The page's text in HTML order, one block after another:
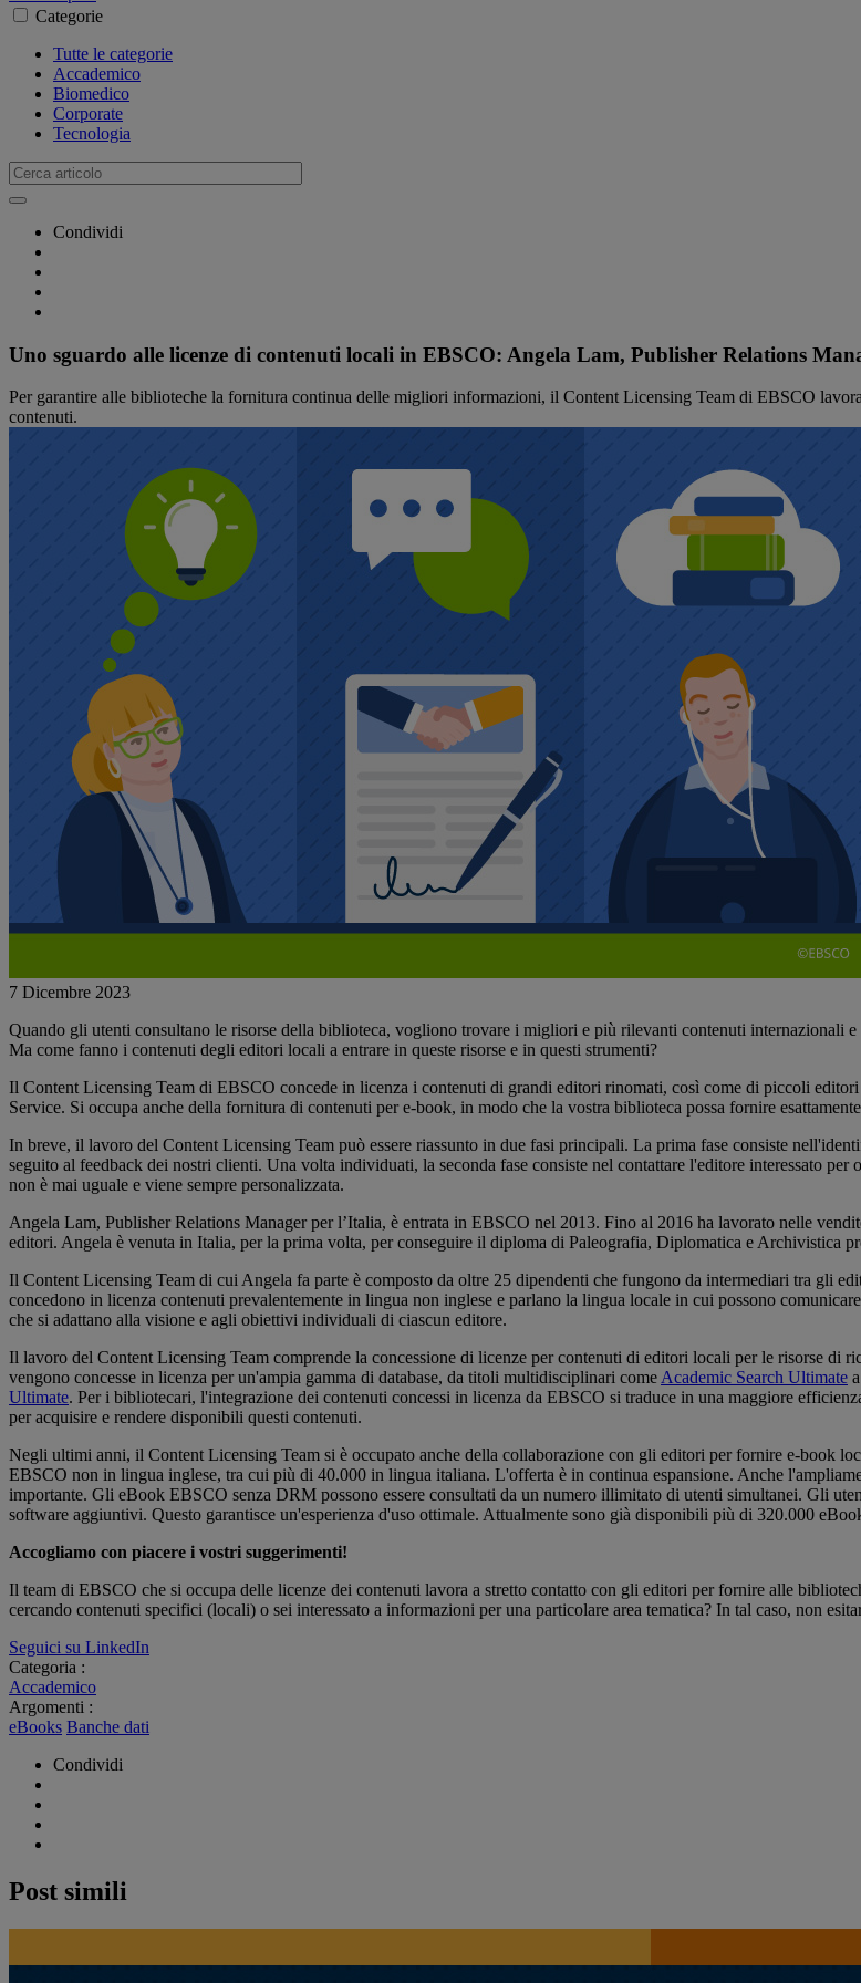
Categorie
Tutte le categorie
Accademico
Biomedico
Corporate
Tecnologia
Condividi
Uno sguardo alle licenze di contenuti locali in EBSCO: Angela Lam, Publisher Relations
Per garantire alle biblioteche la fornitura continua delle migliori informazioni, il Content Licensing Team di EBSCO
contenuti.
7 Dicembre 2023
Quando gli utenti consultano le risorse della biblioteca, vogliono trovare i migliori e più rilevanti contenuti internazionali
Ma come fanno i contenuti degli editori locali a entrare in queste risorse e in questi strumenti?
Il Content Licensing Team di EBSCO concede in licenza i contenuti di grandi editori rinomati, così come di piccoli
Service. Si occupa anche della fornitura di contenuti per e-book, in modo che la vostra biblioteca possa fornire
In breve, il lavoro del Content Licensing Team può essere riassunto in due fasi principali. La prima fase consiste
seguito al feedback dei nostri clienti. Una volta individuati, la seconda fase consiste nel contattare l'editore interessato
non è mai uguale e viene sempre personalizzata.
Angela Lam, Publisher Relations Manager per l’Italia, è entrata in EBSCO nel 2013. Fino al 2016 ha lavorato nelle
editori. Angela è venuta in Italia, per la prima volta, per conseguire il diploma di Paleografia, Diplomatica e Archivistica
Il Content Licensing Team di cui Angela fa parte è composto da oltre 25 dipendenti che fungono da intermediari tra gli
concedono in licenza contenuti prevalentemente in lingua non inglese e parlano la lingua locale in cui possono
che si adattano alla visione e agli obiettivi individuali di ciascun editore.
Il lavoro del Content Licensing Team comprende la concessione di licenze per contenuti di editori locali per le risorse
vengono concesse in licenza per un'ampia gamma di database, da titoli multidisciplinari comeAcademic Search Ultimate
Ultimate. Per i bibliotecari, l'integrazione dei contenuti concessi in licenza da EBSCO si traduce in una maggiore
per acquisire e rendere disponibili questi contenuti.
Negli ultimi anni, il Content Licensing Team si è occupato anche della collaborazione con gli editori per fornire e-book
EBSCO non in lingua inglese, tra cui più di 40.000 in lingua italiana. L'offerta è in continua espansione. Anche
importante. Gli eBook EBSCO senza DRM possono essere consultati da un numero illimitato di utenti simultanei. Gli
software aggiuntivi. Questo garantisce un'esperienza d'uso ottimale. Attualmente sono già disponibili più di 320.000
Accogliamo con piacere i vostri suggerimenti!
Il team di EBSCO che si occupa delle licenze dei contenuti lavora a stretto contatto con gli editori per fornire alle
cercando contenuti specifici (locali) o sei interessato a informazioni per una particolare area tematica? In tal caso, non
Seguici su LinkedIn
Categoria :
Accademico
Argomenti :
eBooks Banche dati
Condividi
Post simili